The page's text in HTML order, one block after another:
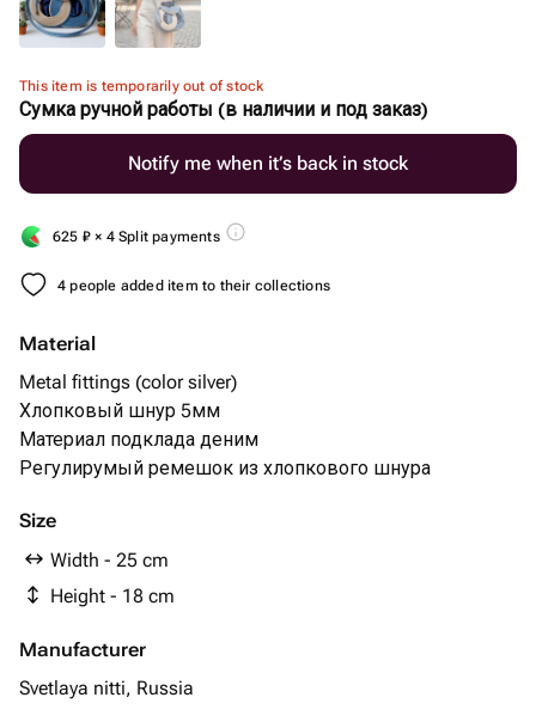
This item is temporarily out of stock
Сумка ручной работы (в наличии и под заказ)
Notify me when it’s back in stock
625 ₽ × 4 Split payments
4 people added item to their collections
Material
Metal fittings (color silver)
Хлопковый шнур 5мм
Материал подклада деним
Регулирумый ремешок из хлопкового шнура
Size
Width - 25 cm
Height - 18 cm
Manufacturer
Svetlaya nitti, Russia